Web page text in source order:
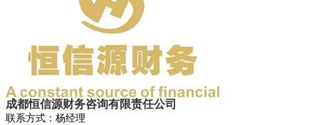
成都恒信源财务咨询有限责任公司
联系方式：杨经理